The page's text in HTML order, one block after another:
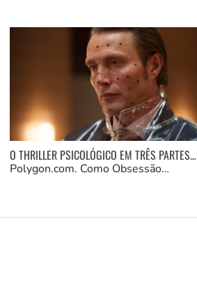
O THRILLER PSICOLÓGICO EM TRÊS PARTES…
Polygon.com. Como Obsessão…